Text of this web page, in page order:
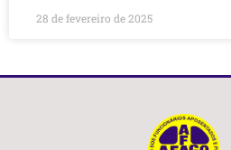
28 de fevereiro de 2025